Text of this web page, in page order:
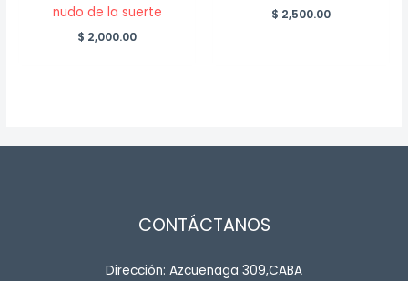
nudo de la suerte
$ 2,000.00
$ 2,500.00
CONTÁCTANOS
Dirección: Azcuenaga 309,CABA